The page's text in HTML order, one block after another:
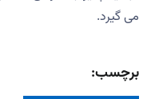
می گیرد.
برچسب: